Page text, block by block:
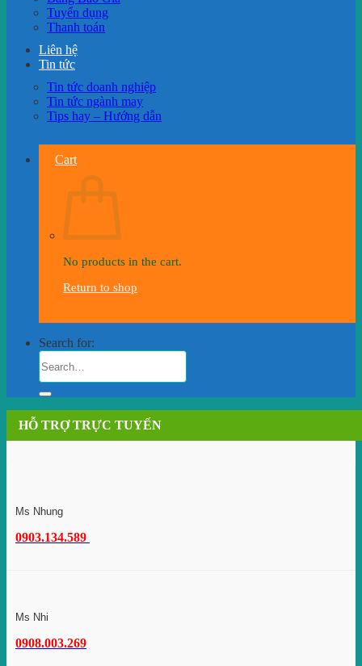
Tuyển dụng
Thanh toán
Liên hệ
Tin tức
Tin tức doanh nghiệp
Tin tức ngành may
Tips hay – Hướng dẫn
Cart
No products in the cart.
Return to shop
Search for:
HỖ TRỢ TRỰC TUYẾN
Ms Nhung
0903.134.589
Ms Nhi
0908.003.269